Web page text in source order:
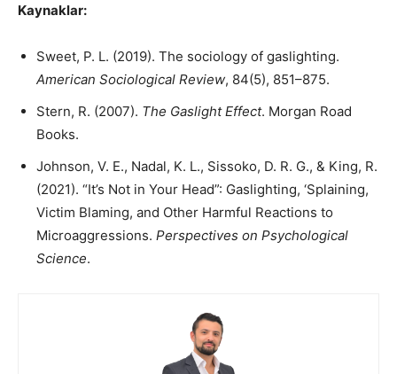
Kaynaklar:
Sweet, P. L. (2019). The sociology of gaslighting.
American Sociological Review, 84(5), 851–875.
Stern, R. (2007). The Gaslight Effect. Morgan Road
Books.
Johnson, V. E., Nadal, K. L., Sissoko, D. R. G., & King, R.
(2021). “It’s Not in Your Head”: Gaslighting, ‘Splaining,
Victim Blaming, and Other Harmful Reactions to
Microaggressions. Perspectives on Psychological
Science.